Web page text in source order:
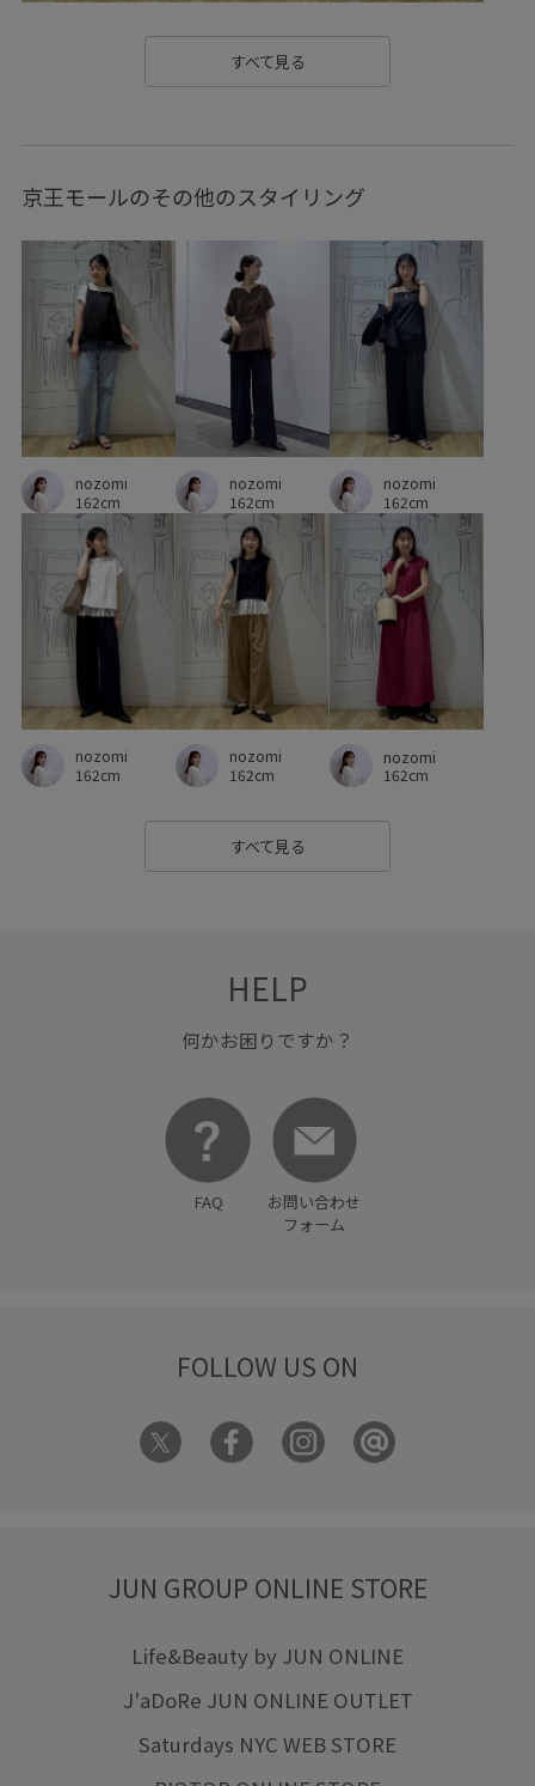
ベーシック ポリウレタン ポリエステル
レイヤード風 ワントーンコーデ 上品 伸縮性
光沢感 冷んやり 初夏 取り外し可能 差し色
幅広 快適 快適な着心地 接触冷感 日傘
機能素材 細く見える 脚長効果
都会的 長財布
すべて見る
京王モールのその他のスタイリング
nozomi
162cm
nozomi
162cm
nozomi
162cm
nozomi
162cm
nozomi
162cm
nozomi
162cm
すべて見る
HELP
何かお困りですか？
FAQ
お問い合わせ
フォーム
FOLLOW US ON
JUN GROUP ONLINE STORE
Life&Beauty by JUN ONLINE
J'aDoRe JUN ONLINE OUTLET
Saturdays NYC WEB STORE